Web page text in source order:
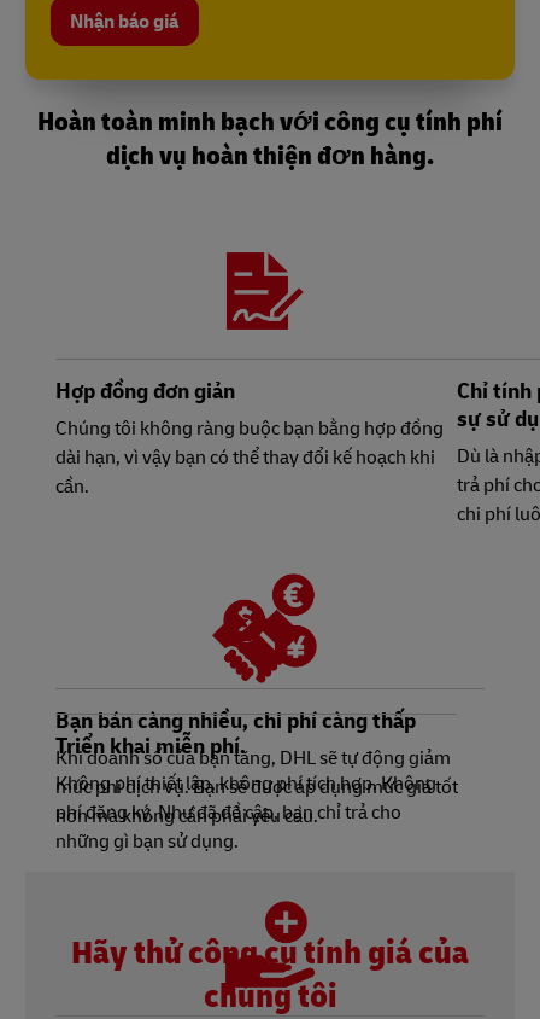
Nhận báo giá
Hoàn toàn minh bạch với công cụ tính phí
dịch vụ hoàn thiện đơn hàng.
Hợp đồng đơn giản
Chúng tôi không ràng buộc bạn bằng hợp đồng
dài hạn, vì vậy bạn có thể thay đổi kế hoạch khi
cần.
Chỉ tính
sự sử
Dù là
trả phí
chi phí
Triển khai miễn phí.
Không phí thiết lập, không phí tích hợp. Không
phí đăng ký. Như đã đề cập, bạn chỉ trả cho
những gì bạn sử dụng.
Bạn bán càng nhiều, chi phí càng thấp
Khi doanh số của bạn tăng, DHL sẽ tự động giảm
mức phí dịch vụ. Bạn sẽ được áp dụng mức giá tốt
hơn mà không cần phải yêu cầu.
Hãy thử công cụ tính giá của
chúng tôi